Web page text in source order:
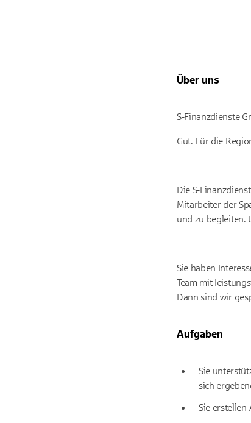
Über uns
S-Finanzdienste
Gut. Für die
Die S-
Mitarbeiter der
und zu begleiten.
Sie haben
Team mit
Dann sind wir
Aufgaben
Sie
sich
Sie erstellen